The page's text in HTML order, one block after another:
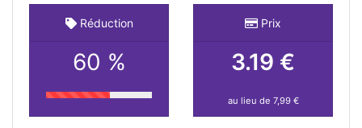
Réduction
60 %
Prix
3.19 €
au lieu de 7,99 €